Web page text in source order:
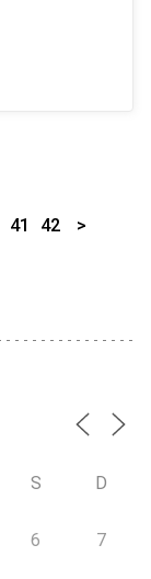
41 42 >
S D
6 7